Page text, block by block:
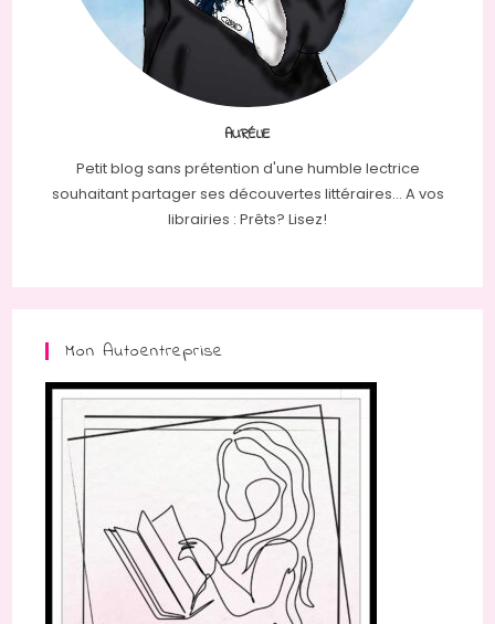
AURÉLIE
Petit blog sans prétention d'une humble lectrice
souhaitant partager ses découvertes littéraires... A vos
librairies : Prêts? Lisez!
Mon Autoentreprise